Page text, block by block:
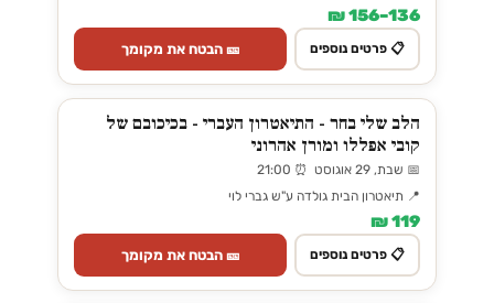
136–156 ₪
📋 פרטים נוספים 🎫 הבטח את מקומך
הלב שלי בחר - התיאטרון העברי - בכיכובם של
קובי אפללו ומורן אהרוני
📅 שבת, 29 אוגוסט ⏰ 21:00
📍 תיאטרון הבית גולדה ע"ש גברי לוי
119 ₪
📋 פרטים נוספים 🎫 הבטח את מקומך